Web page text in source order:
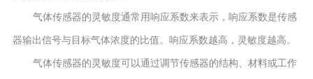
气体传感器的灵敏度通常用响应系数来表示，响应系数是传感
器输出信号与目标气体浓度的比值。响应系数越高，灵敏度越高。
气体传感器的灵敏度可以通过调节传感器的结构、材料或工作